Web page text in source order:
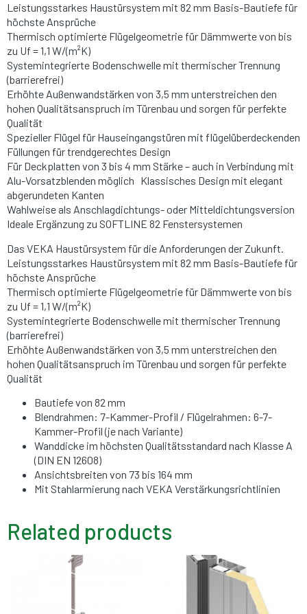
Leistungsstarkes Haustürsystem mit 82 mm Basis-Bautiefe für
höchste Ansprüche
Thermisch optimierte Flügelgeometrie für Dämmwerte von bis
zu Uf = 1,1 W/(m²K)
Systemintegrierte Bodenschwelle mit thermischer Trennung
(barrierefrei)
Erhöhte Außenwandstärken von 3,5 mm unterstreichen den
hohen Qualitätsanspruch im Türenbau und sorgen für perfekte
Qualität
Spezieller Flügel für Hauseingangstüren mit flügelüberdeckenden
Füllungen für trendgerechtes Design
Für Deckplatten von 3 bis 4 mm Stärke – auch in Verbindung mit
Alu-Vorsatzblenden möglich Klassisches Design mit elegant
abgerundeten Kanten
Wahlweise als Anschlagdichtungs- oder Mitteldichtungsversion
Ideale Ergänzung zu SOFTLINE 82 Fenstersystemen
Das VEKA Haustürsystem für die Anforderungen der Zukunft.
Leistungsstarkes Haustürsystem mit 82 mm Basis-Bautiefe für
höchste Ansprüche
Thermisch optimierte Flügelgeometrie für Dämmwerte von bis
zu Uf = 1,1 W/(m²K)
Systemintegrierte Bodenschwelle mit thermischer Trennung
(barrierefrei)
Erhöhte Außenwandstärken von 3,5 mm unterstreichen den
hohen Qualitätsanspruch im Türenbau und sorgen für perfekte
Qualität
Bautiefe von 82 mm
Blendrahmen: 7-Kammer-Profil / Flügelrahmen: 6-7-
Kammer-Profil (je nach Variante)
Wanddicke im höchsten Qualitätsstandard nach Klasse A
(DIN EN 12608)
Ansichtsbreiten von 73 bis 164 mm
Mit Stahlarmierung nach VEKA Verstärkungsrichtlinien
Related products